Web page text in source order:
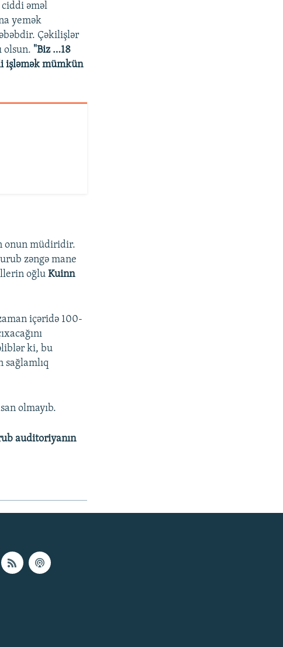
əməl
yemək
Çəkilişlər
olsun. "Biz …18
işləmək mümkün
onun müdiridir.
zəngə mane
oğluKuinn
içəridə 100-
ki, bu
sağlamlıq
olmayıb.
auditoriyanın